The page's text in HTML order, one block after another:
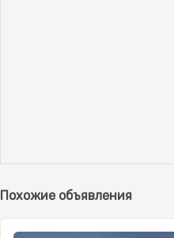
Похожие объявления